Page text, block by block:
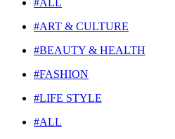
#ALL
#ART & CULTURE
#BEAUTY & HEALTH
#FASHION
#LIFE STYLE
#ALL